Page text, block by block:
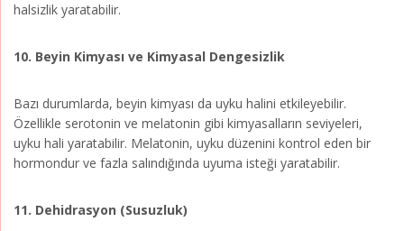
halsizlik yaratabilir.
10. Beyin Kimyası ve Kimyasal Dengesizlik
Bazı durumlarda, beyin kimyası da uyku halini etkileyebilir.
Özellikle serotonin ve melatonin gibi kimyasalların seviyeleri,
uyku hali yaratabilir. Melatonin, uyku düzenini kontrol eden bir
hormondur ve fazla salındığında uyuma isteği yaratabilir.
11. Dehidrasyon (Susuzluk)